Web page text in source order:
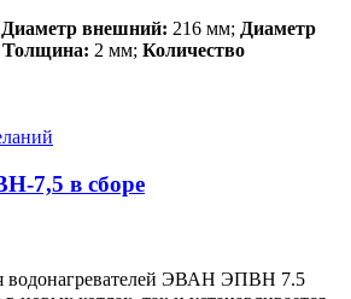
Диаметр внешний: 216 мм; Диаметр
Толщина: 2 мм; Количество
7,5 в сборе
водонагревателей ЭВАН ЭПВН 7.5